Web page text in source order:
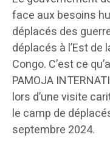
face aux besoins
déplacés des
déplacés à l’Est de
Congo. C’est ce
PAMOJA
lors d’une visite
le camp de
septembre 2024.